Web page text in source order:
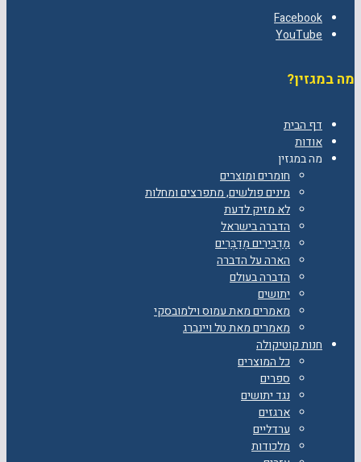
Facebook
YouTube
מה במגזין?
דף הבית
אודות
מה במגזין
חומרים ומוצרים
מינים פולשים, מתפרצים ומחלות
לא מזיק לדעת
הדברה בישראל
מַדְבִּירִים מְדַבְּרִים
הארה על הדברה
הדברה בעולם
יתושים
מאמרים מאת עמוס וילמובסקי
מאמרים מאת טל ויינברג
חנות קוטיקולה
כל המוצרים
ספרים
נגד יתושים
ארגזים
ערדליים
מלכודות